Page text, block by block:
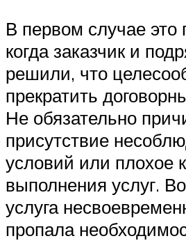
В первом случае это
когда заказчик и
решили, что
прекратить
Не обязательно
присутствие
условий или плохое
выполнения услуг.
услуга
пропала